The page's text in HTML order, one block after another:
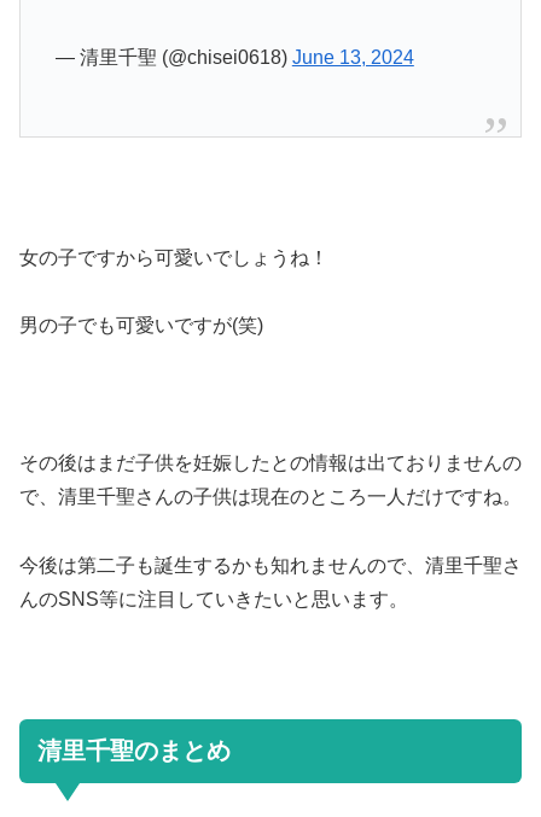
— 清里千聖 (@chisei0618) June 13, 2024
女の子ですから可愛いでしょうね！
男の子でも可愛いですが(笑)
その後はまだ子供を妊娠したとの情報は出ておりませんの
で、清里千聖さんの子供は現在のところ一人だけですね。
今後は第二子も誕生するかも知れませんので、清里千聖さ
んのSNS等に注目していきたいと思います。
清里千聖のまとめ